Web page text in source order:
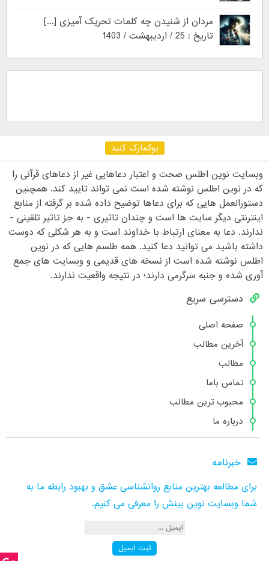
مردان از شنیدن چه کلمات تحریک آمیزی [...]
تاریخ : 25 / اردیبهشت / 1403
بوکمارک کنید
وبسایت نوین اطلس صحت و اعتبار دعاهایی غیر از دعاهای قرآنی را
که در نوین اطلس نوشته شده است نمی تواند تایید کند. همچنین
دستورالعمل هایی که برای دعاها توضیح داده شده بر گرفته از منابع
اینترنتی دیگر سایت ها است و چندان تاثیری - به جز تاثیر تلقینی -
ندارند. دعا به معنای ارتباط با خداوند است و به هر شکلی که دوست
داشته باشید می توانید دعا کنید. همه طلسم هایی که در نوین
اطلس نوشته شده است از نسخه های قدیمی و وبسایت های جمع
آوری شده و جنبه سرگرمی دارند؛ در نتیجه واقعیت ندارند.
دسترسی سریع
صفحه اصلی
آخرین مطالب
مطالب
تماس باما
محبوب ترین مطالب
درباره ما
خبرنامه
برای مطالعه بهترین منابع روانشناسی عشق و بهبود رابطه ما به
شما وبسایت نوین بینش را معرفی می کنیم.